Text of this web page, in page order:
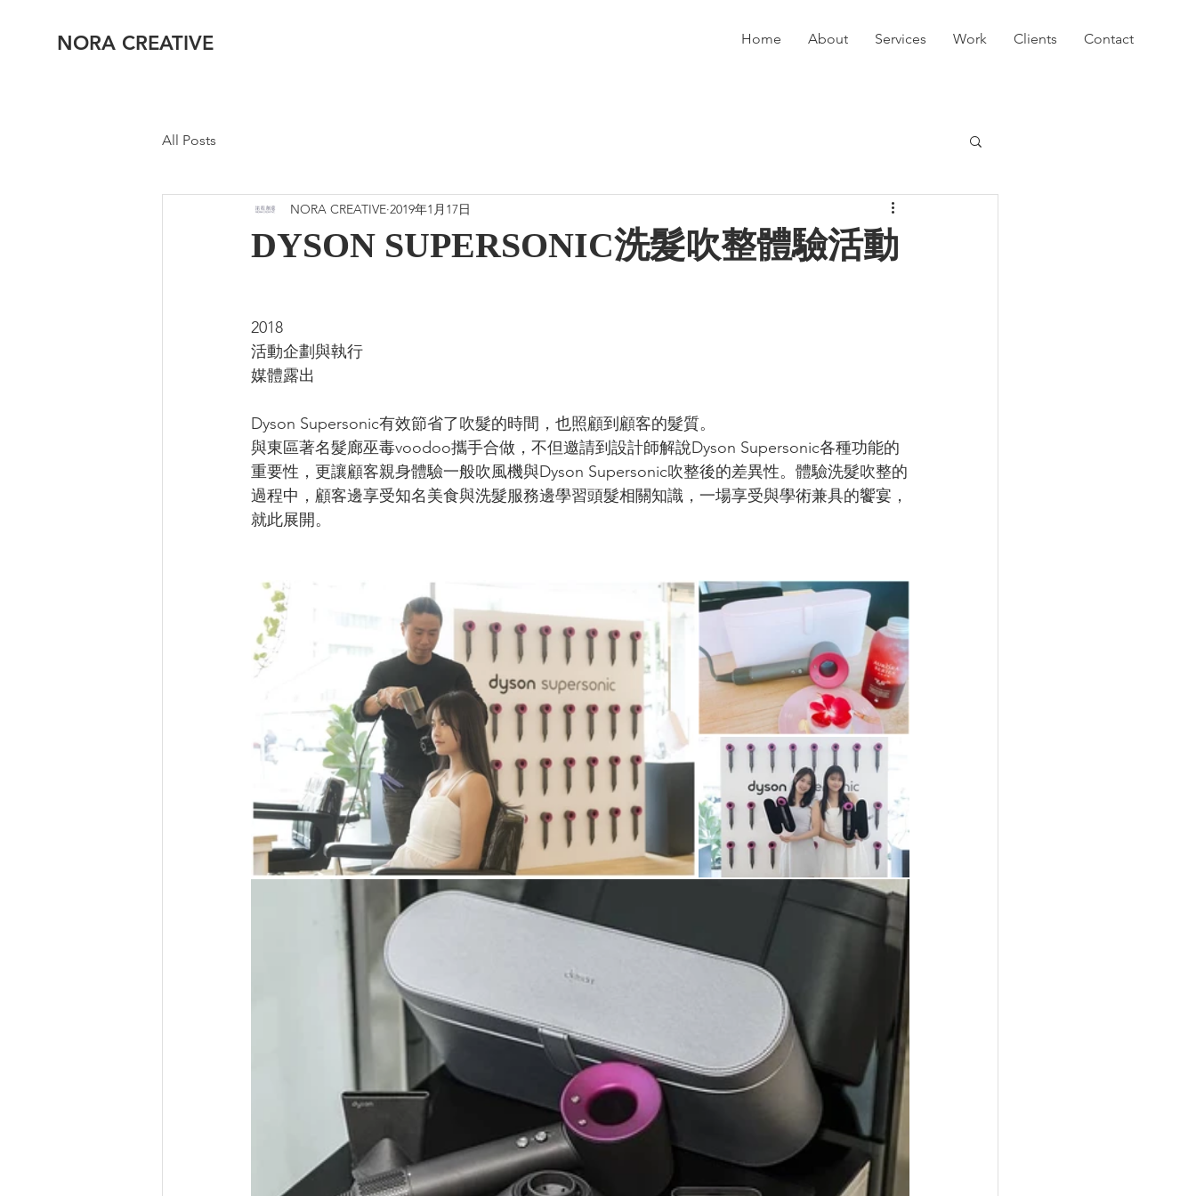
Home About Services Work Clients Contact
NORA CREATIVE
All Posts
DYSON SUPERSONIC洗髮吹整體驗活動
NORA CREATIVE 2019年1月17日
2018
活動企劃與執行
媒體露出
Dyson Supersonic有效節省了吹髮的時間，也照顧到顧客的髮質。
與東區著名髮廊巫毒voodoo攜手合做，不但邀請到設計師解說Dyson Supersonic各種功能的
重要性，更讓顧客親身體驗一般吹風機與Dyson Supersonic吹整後的差異性。體驗洗髮吹整的
過程中，顧客邊享受知名美食與洗髮服務邊學習頭髮相關知識，一場享受與學術兼具的饗宴，
就此展開。